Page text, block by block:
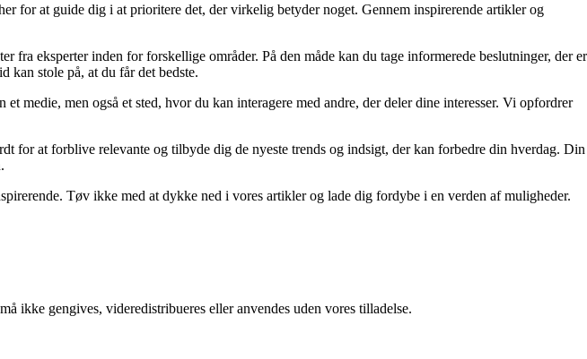
for at guide dig i at prioritere det, der virkelig betyder noget. Gennem inspirerende artikler og
eksperter inden for forskellige områder. På den måde kan du tage informerede beslutninger, der er
kan stole på, at du får det bedste.
men også et sted, hvor du kan interagere med andre, der deler dine interesser. Vi opfordrer
at forblive relevante og tilbyde dig de nyeste trends og indsigt, der kan forbedre din hverdag. Din
Tøv ikke med at dykke ned i vores artikler og lade dig fordybe i en verden af muligheder.
ikke gengives, videredistribueres eller anvendes uden vores tilladelse.